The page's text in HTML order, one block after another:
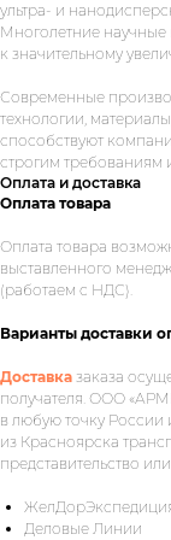
ультра- и
Многолетние
к значительному
Современные
технологии,
способствуют
строгим
Оплата и доставка
Оплата товара
Оплата товара
выставленного
(работаем с НДС).
Варианты доставки
Доставка заказа
получателя. ООО
в любую точку России
из Красноярска
представительство
Деловые Линии
Укажите
имя.Мы
Если у вас есть
поможем нам
задачу —
Ваш телефон